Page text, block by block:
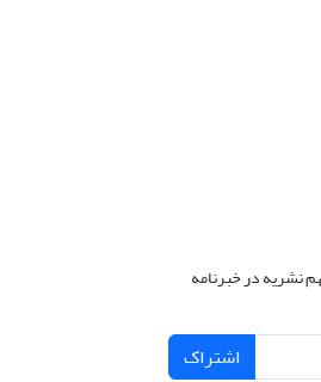
نشریه در خبرنامه
اشتراک